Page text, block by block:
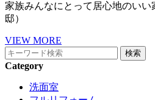
家族みんなにとって居心地のい
邸）
VIEW MORE
Category
洗面室